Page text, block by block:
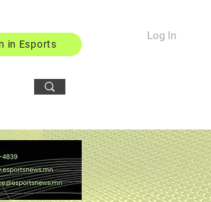
in Esports
Log In